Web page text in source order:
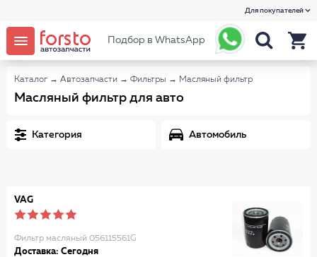
Для покупателей
Подбор в WhatsApp
Каталог → Автозапчасти → Фильтры → Масляный фильтр
Масляный фильтр для авто
Категория Автомобиль
VAG
Фильтр масляный 056115561G
Доставка: Сегодня